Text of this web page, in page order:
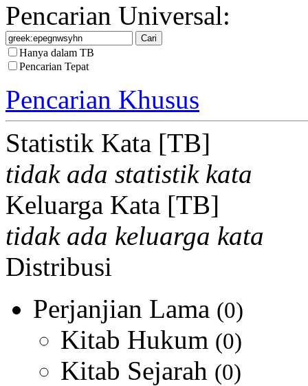
Pencarian Universal:
Hanya dalam TB
Pencarian Tepat
Pencarian Khusus
Statistik Kata [TB]
tidak ada statistik kata
Keluarga Kata [TB]
tidak ada keluarga kata
Distribusi
Perjanjian Lama (0)
Kitab Hukum (0)
Kitab Sejarah (0)